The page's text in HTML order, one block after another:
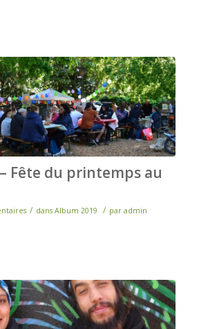
Fête du printemps au
/ dans Album 2019 / par admin